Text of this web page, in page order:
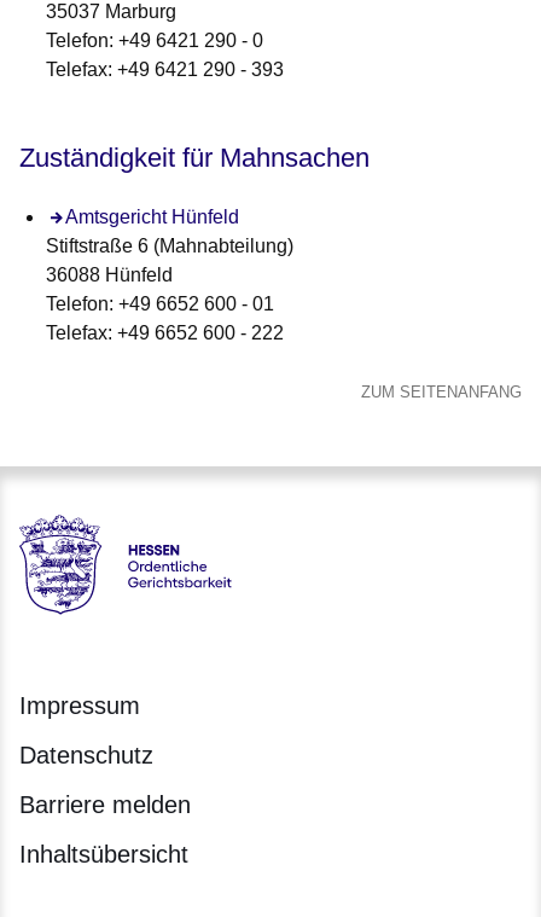
35037 Marburg
Telefon: +49 6421 290 - 0
Telefax: +49 6421 290 - 393
Zuständigkeit für Mahnsachen
Amtsgericht Hünfeld
Stiftstraße 6 (Mahnabteilung)
36088 Hünfeld
Telefon: +49 6652 600 - 01
Telefax: +49 6652 600 - 222
ZUM SEITENANFANG
Hessen - Ordentliche Gerichtsbarkeit Hessen
Impressum
Datenschutz
Barriere melden
Inhaltsübersicht